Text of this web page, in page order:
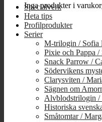
Inga produkter i
Specialverk
Heta tips
Profilprodukter
Serier
M-trilogin / Sofia
Pixie och Pappa /
Snack Parrow /
Södervikens
Clarysviten /
Sägnen om
Alvblodstrilogin /
Historiska
Småtomtar /